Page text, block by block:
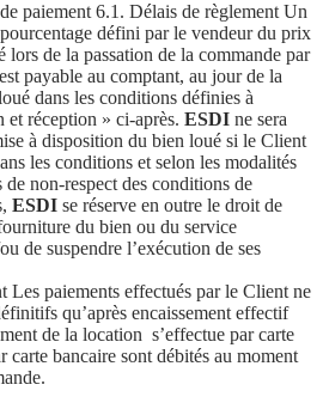
paiement 6.1. Délais de règlement Un
défini par le vendeur du prix
lors de la passation de la commande par
payable au comptant, au jour de la
dans les conditions définies à
et réception » ci-après. ESDIne sera
à disposition du bien loué si le Client
les conditions et selon les modalités
non-respect des conditions de
ESDIse réserve en outre le droit de
du bien ou du service
de suspendre l’exécution de ses
Les paiements effectués par le Client ne
qu’après encaissement effectif
de la location s’effectue par carte
carte bancaire sont débités au moment